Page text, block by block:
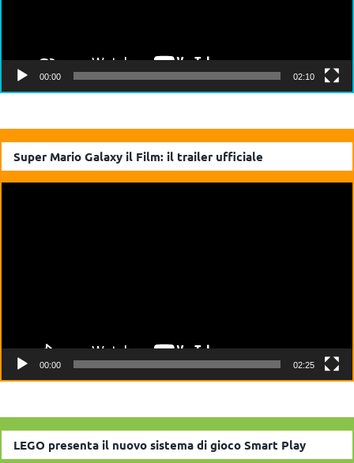
00:00 02:10
Super Mario Galaxy il Film: il trailer ufficiale
00:00 02:25
LEGO presenta il nuovo sistema di gioco Smart Play